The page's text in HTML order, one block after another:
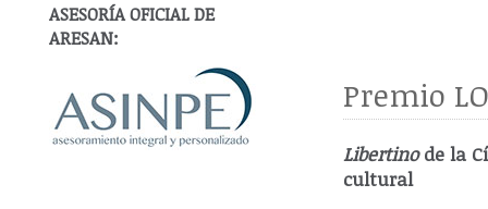
ASESORÍA OFICIAL DE
ARESAN:
Premio
Libertinode la
cultural